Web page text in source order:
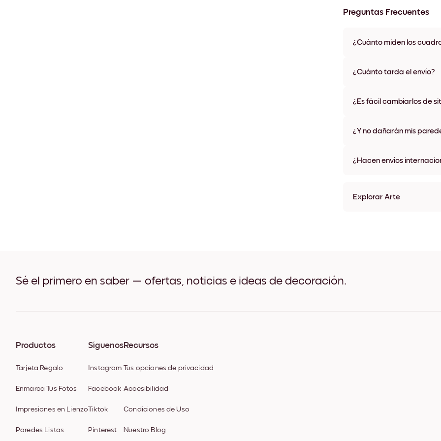
Preguntas Frecuentes
¿Cuánto miden los
materiales y colores de
¿Cuánto tarda el envío?
algunos países. Te
¿Es fácil cambiarlos de
¿Y no dañarán mis
¿Hacen envíos
Explorar Arte
Sé el primero en saber — ofertas, noticias e ideas de decoración.
Productos
Tarjeta Regalo
Enmarca Tus Fotos
Impresiones en Lienzo
Paredes Listas
Síguenos
Instagram
Facebook
Tiktok
Pinterest
Recursos
Tus opciones de privacidad
Accesibilidad
Condiciones de Uso
Nuestro Blog